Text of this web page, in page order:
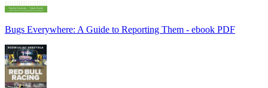
Bugs Everywhere: A Guide to Reporting Them - ebook PDF